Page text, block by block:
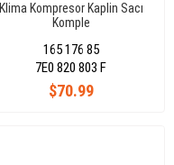
Klima Kompresor Kaplin Sacı
Komple
(Komple Set) 7E0820803F
165 176 85
$70.99
7E0 820 803 F